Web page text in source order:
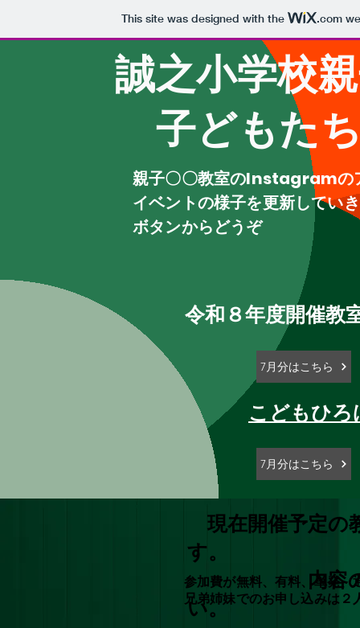
This site was designed with the .com
誠之小学校
子どもた
親子〇〇教室のInstagramの
イベントの様子を更新してい
ボタンからどうぞ
令和８年度開催教
7月分はこちら
こどもひ
7月分はこちら
現在開催予定の
す。
内容
い。
参加費が無料、有料、単発、
兄弟姉妹でのお申し込みは